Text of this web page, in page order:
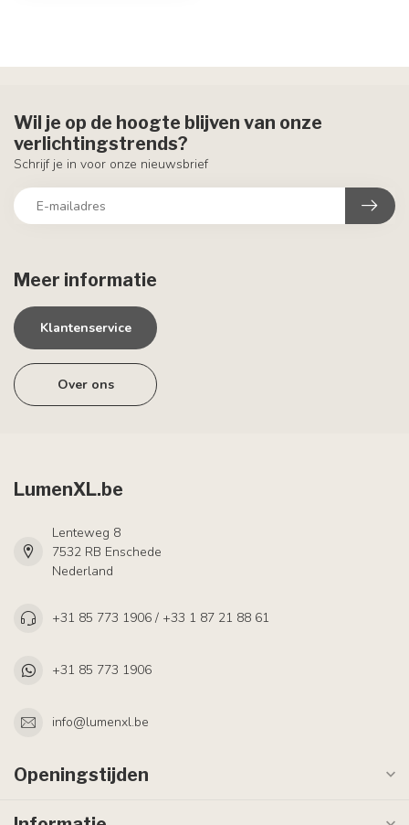
Meer informatie
Klantenservice
Over ons
Wil je op de hoogte blijven van onze
verlichtingstrends?
Schrijf je in voor onze nieuwsbrief
LumenXL.be
Lenteweg 8
7532 RB Enschede
Nederland
+31 85 773 1906 / +33 1 87 21 88 61
+31 85 773 1906
info@lumenxl.be
Openingstijden